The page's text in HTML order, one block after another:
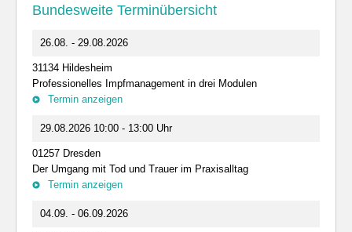
Bundesweite Terminübersicht
26.08. - 29.08.2026
31134 Hildesheim
Professionelles Impfmanagement in drei Modulen
Termin anzeigen
29.08.2026 10:00 - 13:00 Uhr
01257 Dresden
Der Umgang mit Tod und Trauer im Praxisalltag
Termin anzeigen
04.09. - 06.09.2026